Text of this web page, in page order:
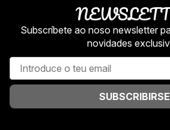
Subscríbete ao noso newsletter
novidades
SUBSCRIBIRSE